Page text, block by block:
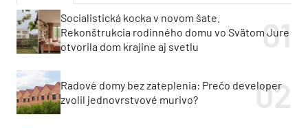
Socialistická kocka v novom šate.
Rekonštrukcia rodinného domu vo Svätom Jure
otvorila dom krajine aj svetlu
Radové domy bez zateplenia: Prečo developer
zvolil jednovrstvové murivo?